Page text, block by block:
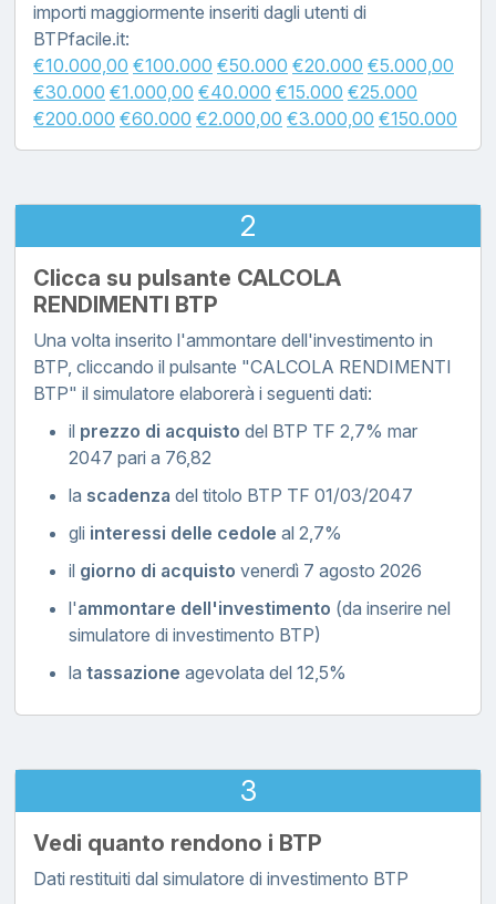
importi maggiormente inseriti dagli utenti di
BTPfacile.it:
€10.000,00 €100.000 €50.000 €20.000 €5.000,00
€30.000 €1.000,00 €40.000 €15.000 €25.000
€200.000 €60.000 €2.000,00 €3.000,00 €150.000
2
Clicca su pulsante CALCOLA
RENDIMENTI BTP
Una volta inserito l'ammontare dell'investimento in
BTP, cliccando il pulsante "CALCOLA RENDIMENTI
BTP" il simulatore elaborerà i seguenti dati:
il prezzo di acquisto del BTP TF 2,7% mar
2047 pari a 76,82
la scadenza del titolo BTP TF 01/03/2047
gli interessi delle cedole al 2,7%
il giorno di acquisto venerdì 7 agosto 2026
l'ammontare dell'investimento (da inserire nel
simulatore di investimento BTP)
la tassazione agevolata del 12,5%
3
Vedi quanto rendono i BTP
Dati restituiti dal simulatore di investimento BTP